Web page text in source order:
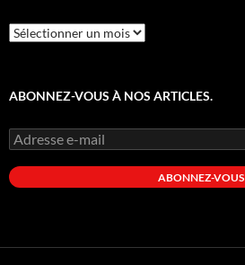
Archives
ABONNEZ-VOUS À NOS ARTICLES.
Adresse
e-
mail
ABONNEZ-VOUS